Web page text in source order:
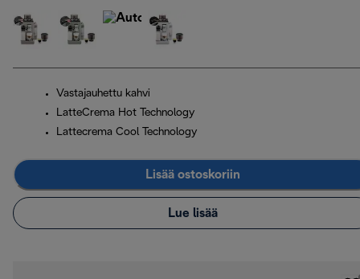
Vastajauhettu kahvi
LatteCrema Hot Technology
Lattecrema Cool Technology
Lisää ostoskoriin
Lue lisää